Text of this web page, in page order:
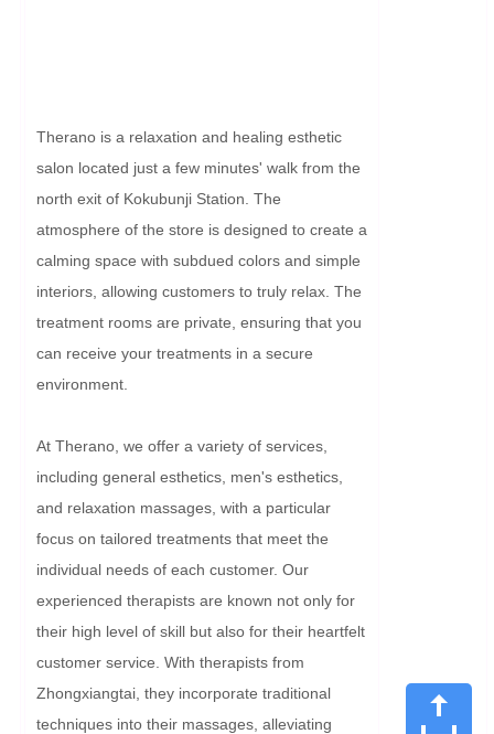
Therano is a relaxation and healing esthetic
salon located just a few minutes' walk from the
north exit of Kokubunji Station. The
atmosphere of the store is designed to create a
calming space with subdued colors and simple
interiors, allowing customers to truly relax. The
treatment rooms are private, ensuring that you
can receive your treatments in a secure
environment.
At Therano, we offer a variety of services,
including general esthetics, men's esthetics,
and relaxation massages, with a particular
focus on tailored treatments that meet the
individual needs of each customer. Our
experienced therapists are known not only for
their high level of skill but also for their heartfelt
customer service. With therapists from
Zhongxiangtai, they incorporate traditional
techniques into their massages, alleviating